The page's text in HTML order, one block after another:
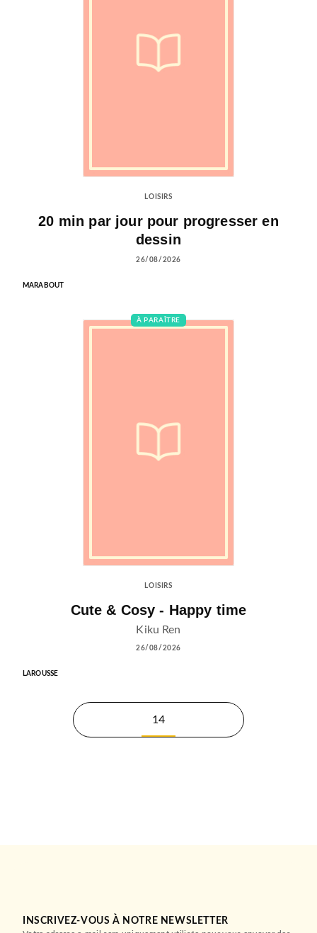
LOISIRS
20 min par jour pour progresser en
dessin
26/08/2026
MARABOUT
À PARAÎTRE
LOISIRS
Cute & Cosy - Happy time
Kiku Ren
26/08/2026
LAROUSSE
14
INSCRIVEZ-VOUS À NOTRE NEWSLETTER